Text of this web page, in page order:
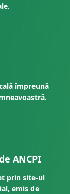
împreună
ANCPI
prin site-ul
emis de